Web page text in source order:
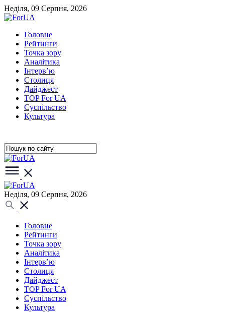
Неділя, 09 Серпня, 2026
Головне
Рейтинги
Точка зору
Аналітика
Інтерв’ю
Столиця
Дайджест
TOP For UA
Суспiльство
Культура
Неділя, 09 Серпня, 2026
Головне
Рейтинги
Точка зору
Аналітика
Інтерв’ю
Столиця
Дайджест
TOP For UA
Суспiльство
Культура